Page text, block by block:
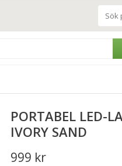
PORTABEL LED-
IVORY SAND
999 kr